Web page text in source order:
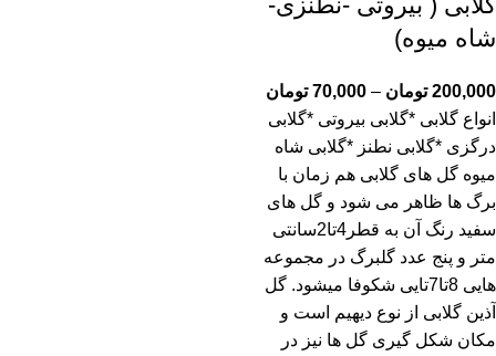
شاه میوه)
200,000 تومان –
70,000 تومان
انواع گلابی *گلابی بیروتی *گلابی
درگزی *گلابی نطنز *گلابی شاه
میوه گل های گلابی هم زمان با
برگ ها ظاهر می شود و گل های
سفید رنگ آن به قطر4تا2سانتی
متر و پنج عدد گلبرگ در مجموعه
هایی 8تا7تایی شکوفا میشود. گل
آذین گلابی از نوع دیهیم است و
مکان شکل گیری گل ها نیز در